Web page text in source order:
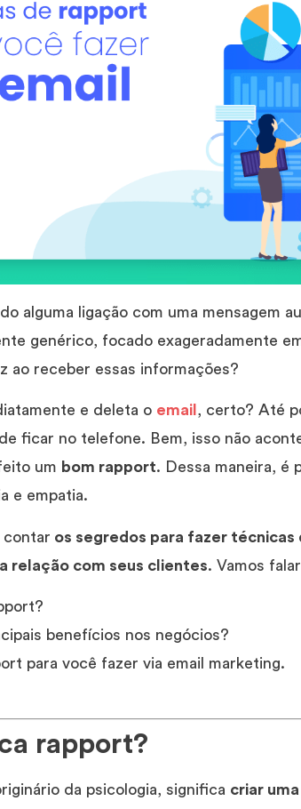
alguma ligação com uma mensagem
genérico, focado exageradamente
ao receber essas informações?
e deleta o email , certo? Até
ficar no telefone. Bem, isso não
um bom rapport. Dessa maneira, é
e empatia.
contar os segredos para fazer
relação com seus clientes. Vamos
benefícios nos negócios?
para você fazer via email marketing.
rapport?
da psicologia, significa criar